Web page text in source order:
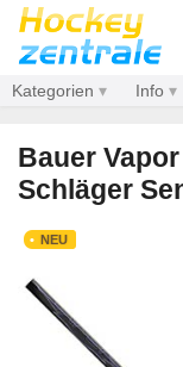
Kategorien Info
Bauer
Schläger
NEU